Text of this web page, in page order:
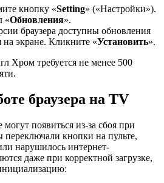
кнопку «Setting» («Настройки»).
«Обновления».
браузера доступны обновления
экране. Кликните «Установить».
Хром требуется не менее 500
браузера на TV
появиться из-за сбоя при
кнопки на пульте,
нарушилось интернет-
даже при корректной загрузке,